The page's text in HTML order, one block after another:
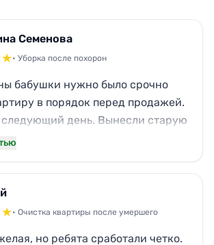
Семенова
★• Уборка после похорон
бабушки нужно было срочно
в порядок перед продажей.
день. Вынесли старую
кухонный жир, который годами
так преобразить
за аккуратность и
★• Очистка квартиры после умершего
но ребята сработали четко.